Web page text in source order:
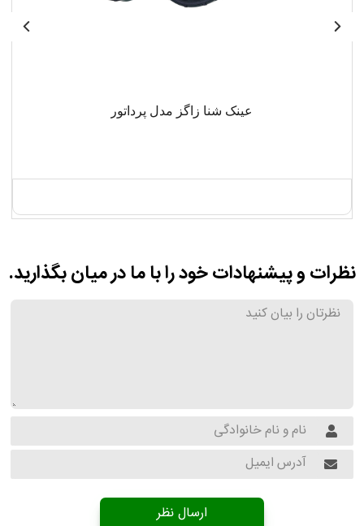
عینک شنا زاگز مدل پرداتور
نظرات و پیشنهادات خود را با ما در میان بگذارید.
ارسال نظر